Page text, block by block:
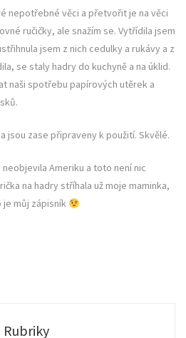
nepotřebné věci a přetvořit je na věci
ručičky, ale snažím se. Vytřídila jsem
jsem z nich cedulky a rukávy a z
se staly hadry do kuchyně a na úklid.
naši spotřebu papírových utěrek a
jsou zase připraveny k použití. Skvělé.
Ameriku a toto není nic
na hadry stříhala už moje maminka,
je můj zápisník
Rubriky